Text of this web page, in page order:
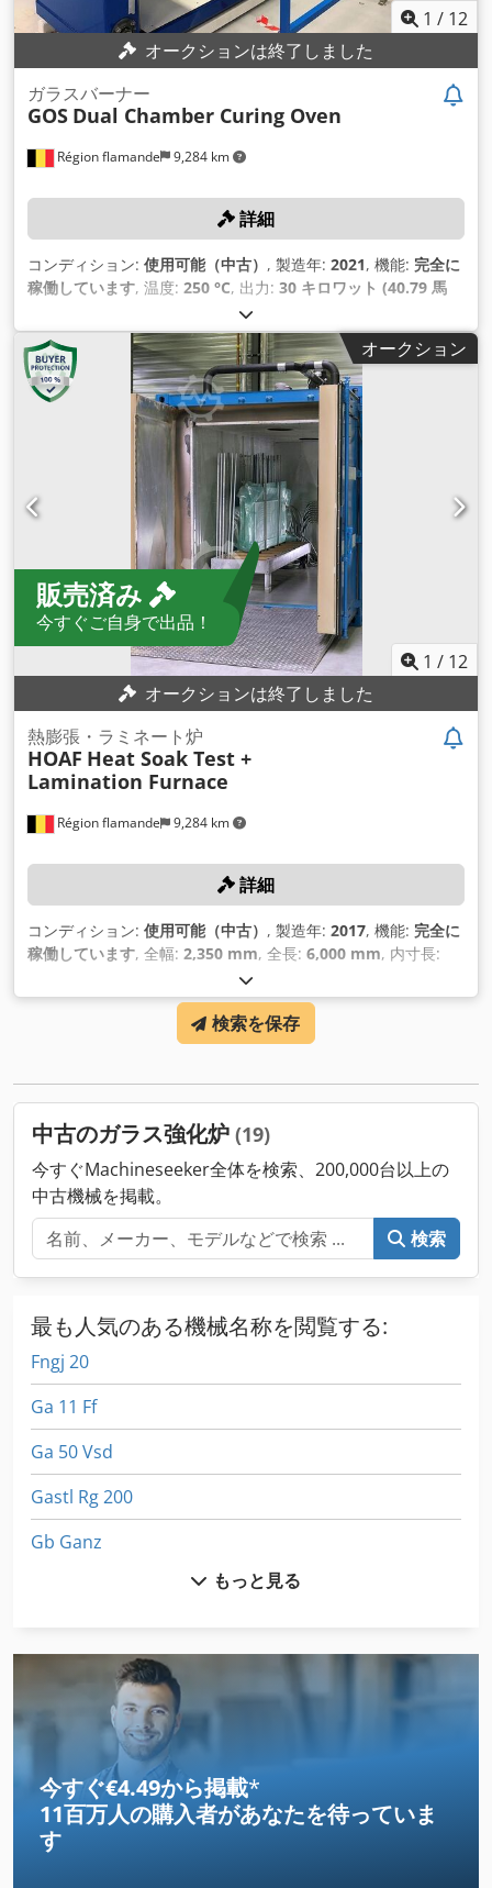
1 / 12
オークションは終了しました
Région flamande 9,284 km
ガラスバーナー
GOS Dual Chamber Curing Oven
詳細
コンディション: 使用可能（中古） , 製造年: 2021, 機能: 完全に
稼働しています, 温度: 250 °C, 出力: 30 キロワット (40.79 馬
オークション
販売済み
今すぐご自身で出品！
1 / 12
オークションは終了しました
Région flamande 9,284 km
熱膨張・ラミネート炉
HOAF Heat Soak Test +
Lamination Furnace
詳細
コンディション: 使用可能（中古） , 製造年: 2017, 機能: 完全に
稼働しています, 全幅: 2,350 mm, 全長: 6,000 mm, 内寸長:
1,600 mm,
検索を保存
中古のガラス強化炉 (19)
今すぐMachineseeker全体を検索、200,000台以上の
中古機械を掲載。
検索
最も人気のある機械名称を閲覧する:
Fngj 20
Ga 11 Ff
Ga 50 Vsd
Gastl Rg 200
Gb Ganz
Glw 4
Gs 3268 Rt
Gws 25 230
Gx 11 Ff
もっと見る
今すぐ€4.49から掲載*
11百万人の購入者があなたを待っていま
す